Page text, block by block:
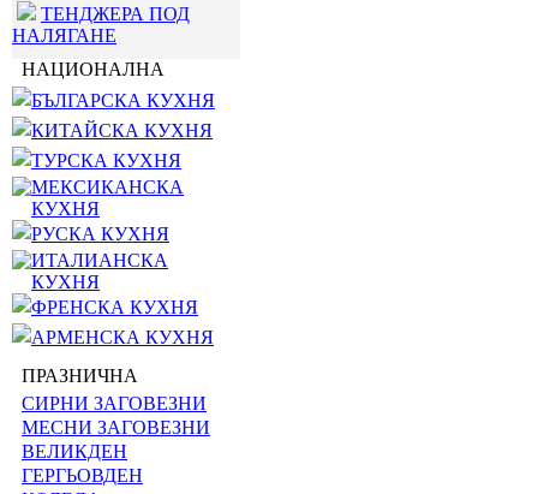
ТЕНДЖЕРА ПОД
НАЛЯГАНЕ
НАЦИОНАЛНА
БЪЛГАРСКА КУХНЯ
КИТАЙСКА КУХНЯ
ТУРСКА КУХНЯ
МЕКСИКАНСКА
КУХНЯ
РУСКА КУХНЯ
ИТАЛИАНСКА
КУХНЯ
ФРЕНСКА КУХНЯ
АРМЕНСКА КУХНЯ
ПРАЗНИЧНА
СИРНИ ЗАГОВЕЗНИ
МЕСНИ ЗАГОВЕЗНИ
ВЕЛИКДЕН
ГЕРГЬОВДЕН